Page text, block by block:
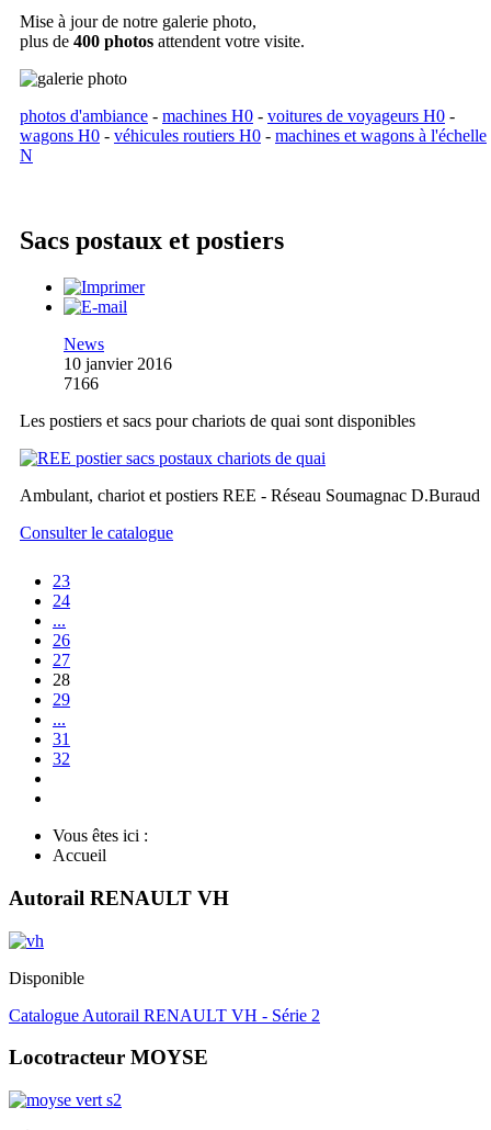
Mise à jour de notre galerie photo,
plus de 400 photos attendent votre visite.
photos d'ambiance - machines H0 - voitures de voyageurs H0 -
wagons H0 - véhicules routiers H0 - machines et wagons à l'échelle
N
Sacs postaux et postiers
News
10 janvier 2016
7166
Les postiers et sacs pour chariots de quai sont disponibles
Ambulant, chariot et postiers REE - Réseau Soumagnac D.Buraud
Consulter le catalogue
23
24
...
26
27
28
29
...
31
32
Vous êtes ici :
Accueil
Autorail RENAULT VH
Disponible
Catalogue Autorail RENAULT VH - Série 2
Locotracteur MOYSE